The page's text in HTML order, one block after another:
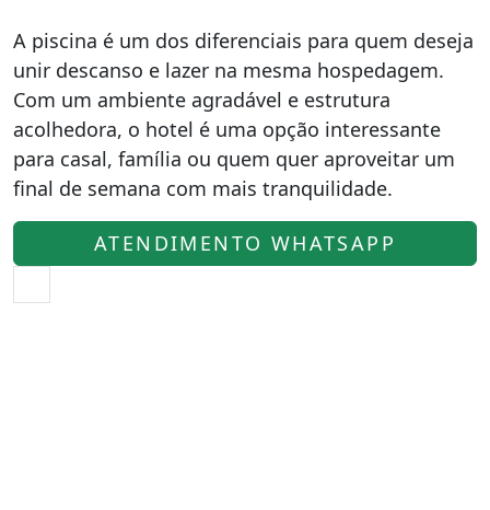
A piscina é um dos diferenciais para quem deseja
unir descanso e lazer na mesma hospedagem.
Com um ambiente agradável e estrutura
acolhedora, o hotel é uma opção interessante
para casal, família ou quem quer aproveitar um
final de semana com mais tranquilidade.
ATENDIMENTO WHATSAPP